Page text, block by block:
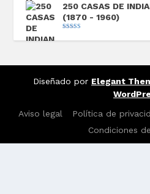
250 CASAS DE
(1870 - 1960)
Diseñado por Elegant
Aviso legal
Política de
Condiciones